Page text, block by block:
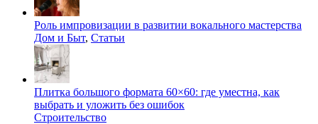
Роль импровизации в развитии вокального мастерства
Дом и Быт, Статьи
Плитка большого формата 60×60: где уместна, как
выбрать и уложить без ошибок
Строительство